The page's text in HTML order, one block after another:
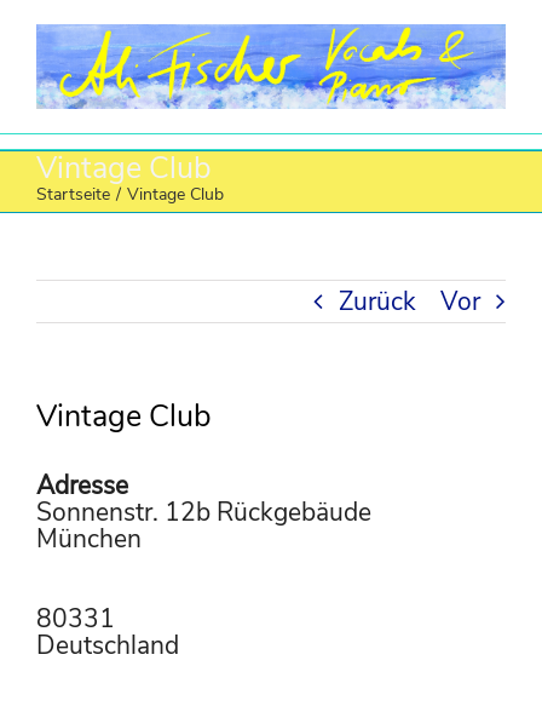
Inhalt
springen
Vintage Club
Startseite / Vintage Club
Zurück Vor
Vintage Club
Adresse
Sonnenstr. 12b Rückgebäude
München
80331
Deutschland